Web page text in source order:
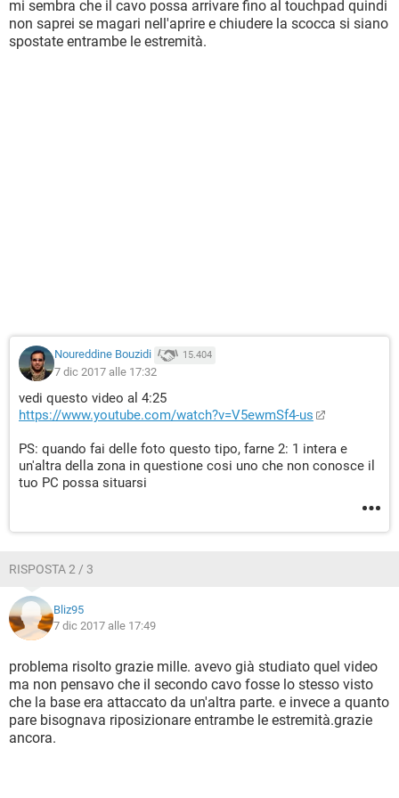
soluzione? Grazie in anticipo.
mi sembra che il cavo possa arrivare fino al touchpad quindi
non saprei se magari nell'aprire e chiudere la scocca si siano
spostate entrambe le estremità.
Noureddine Bouzidi 15.404
7 dic 2017 alle 17:32
vedi questo video al 4:25
https://www.youtube.com/watch?v=V5ewmSf4-us
PS: quando fai delle foto questo tipo, farne 2: 1 intera e
un'altra della zona in questione cosi uno che non conosce il
tuo PC possa situarsi
RISPOSTA 2 / 3
Bliz95
7 dic 2017 alle 17:49
problema risolto grazie mille. avevo già studiato quel video
ma non pensavo che il secondo cavo fosse lo stesso visto
che la base era attaccato da un'altra parte. e invece a quanto
pare bisognava riposizionare entrambe le estremità.grazie
ancora.